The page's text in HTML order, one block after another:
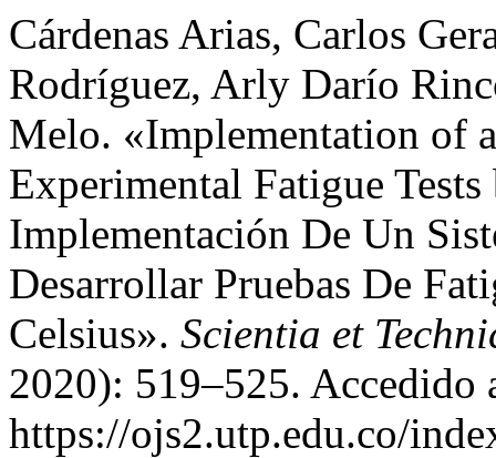
Cárdenas Arias, Carlos
Rodríguez, Arly Darío
Melo. «Implementation of
Experimental Fatigue
Implementación De Un
Desarrollar Pruebas De
Celsius». Scientia et
2020): 519–525. Accedido
https://ojs2.utp.edu.co/